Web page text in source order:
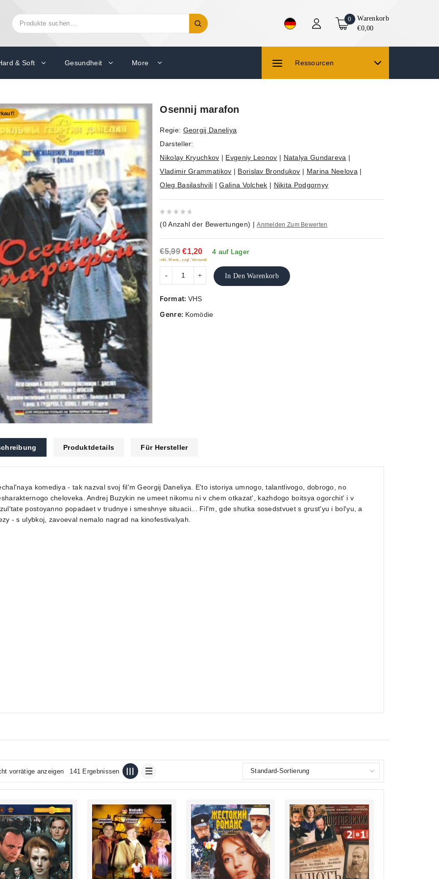
Suchen
nach:
0
Warenkorb
€0,00
& Soft Gesundheit More Ressourcen
Osennij marafon
Regie: Georgij Daneliya
Darsteller:
Nikolay Kryuchkov | Evgeniy Leonov | Natalya Gundareva |
Vladimir Grammatikov | Borislav Brondukov | Marina Neelova |
Oleg Basilashvili |Galina Volchek | Nikita Podgornyy
out
of
5
(0Anzahl der Bewertungen) | Anmelden Zum Bewerten
€5,99 €1,20 4 auf Lager
inkl. Mwst., zzgl. Versand
In Den Warenkorb
Format: VHS
Genre: Komödie
Produktdetails Für Hersteller
komediya - tak nazval svoj fil'm Georgij Daneliya. E'to istoriya umnogo, talantlivogo, dobrogo, no
cheloveka. Andrej Buzykin ne umeet nikomu ni v chem otkazat', kazhdogo boitsya ogorchit' i v
postoyanno popadaet v trudnye i smeshnye situacii... Fil'm, gde shutka sosedstvuet s grust'yu i bol'yu, a
- s ulybkoj, zavoeval nemalo nagrad na kinofestivalyah.
vorrätige anzeigen 141 Ergebnissen